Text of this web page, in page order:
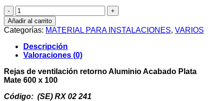
Rejas
de
ventilación
retorno
Aluminio
Acabado
Plata
Mate
600
100
Añadir al carrito
Categorías: MATERIAL PARA INSTALACIONES, VARIOS
Descripción
Valoraciones (0)
Rejas de ventilación retorno Aluminio Acabado Plata
Mate 600 x 100
Código: (SE) RX 02 241